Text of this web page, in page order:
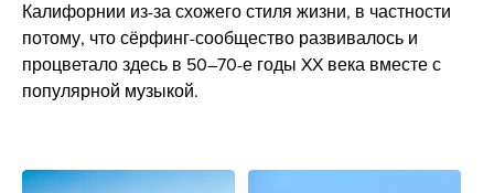
Калифорнии из-за схожего стиля жизни, в частности
потому, что сёрфинг-сообщество развивалось и
процветало здесь в 50–70-е годы XX века вместе с
популярной музыкой.